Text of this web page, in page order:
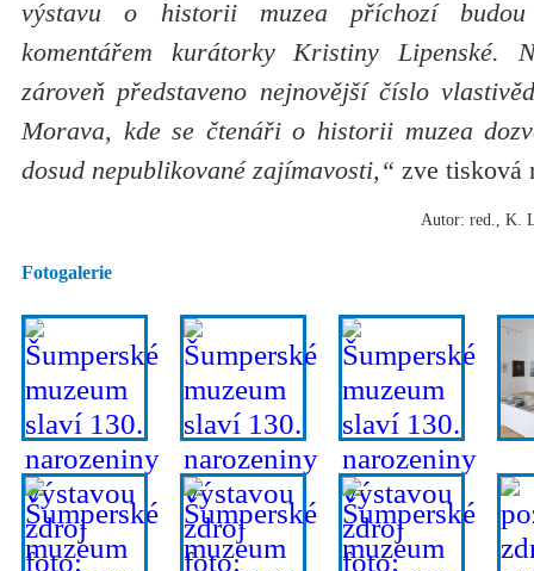
výstavu o historii muzea příchozí
komentářem kurátorky Kristiny Lipenské.
zároveň představeno nejnovější číslo
Morava, kde se čtenáři o historii muzea
dosud nepublikované zajímavosti,“ zve tisková
Autor: red., K.
Fotogalerie